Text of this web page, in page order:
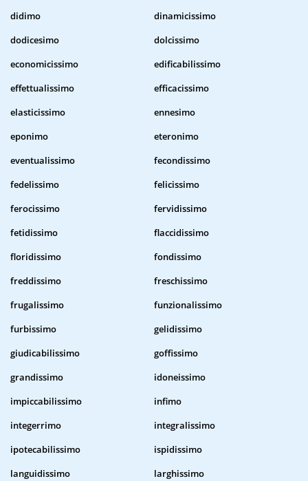
didimo
dinamicissimo
dodicesimo
dolcissimo
economicissimo
edificabilissimo
effettualissimo
efficacissimo
elasticissimo
ennesimo
eponimo
eteronimo
eventualissimo
fecondissimo
fedelissimo
felicissimo
ferocissimo
fervidissimo
fetidissimo
flaccidissimo
floridissimo
fondissimo
freddissimo
freschissimo
frugalissimo
funzionalissimo
furbissimo
gelidissimo
giudicabilissimo
goffissimo
grandissimo
idoneissimo
impiccabilissimo
infimo
integerrimo
integralissimo
ipotecabilissimo
ispidissimo
languidissimo
larghissimo